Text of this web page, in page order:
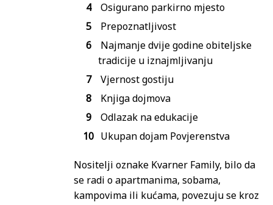
Osigurano parkirno mjesto
Prepoznatljivost
Najmanje dvije godine obiteljske
tradicije u iznajmljivanju
Vjernost gostiju
Knjiga dojmova
Odlazak na edukacije
Ukupan dojam Povjerenstva
Nositelji oznake Kvarner Family, bilo da
se radi o apartmanima, sobama,
kampovima ili kućama, povezuju se kroz